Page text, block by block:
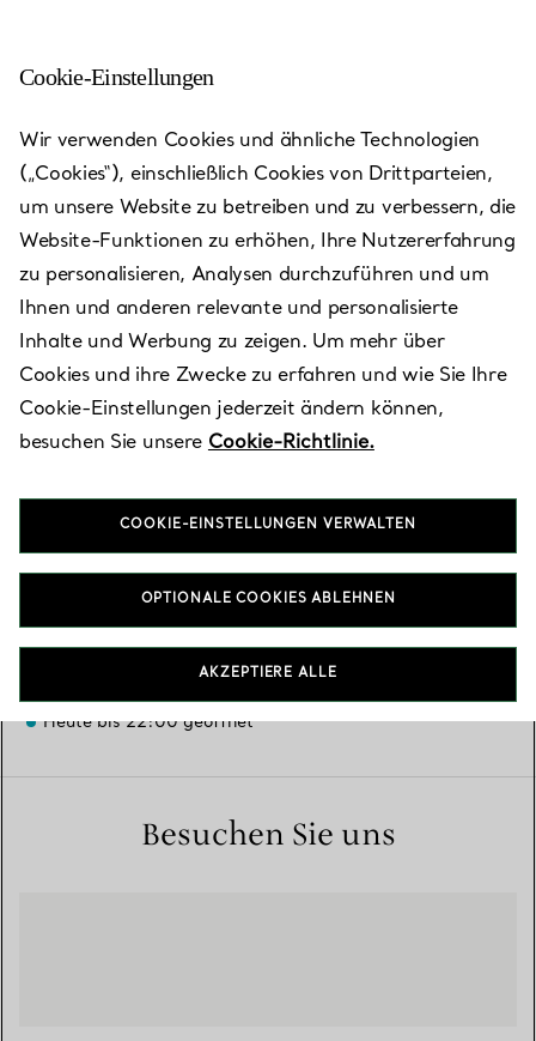
Istanbul -
Istinye
Heute bis 22:00 geöffnet
Besuchen Sie uns
Cookie-Einstellungen
Wir verwenden Cookies und ähnliche Technologien
(„Cookies“), einschließlich Cookies von Drittparteien,
um unsere Website zu betreiben und zu verbessern, die
Website-Funktionen zu erhöhen, Ihre Nutzererfahrung
zu personalisieren, Analysen durchzuführen und um
Ihnen und anderen relevante und personalisierte
Inhalte und Werbung zu zeigen. Um mehr über
Cookies und ihre Zwecke zu erfahren und wie Sie Ihre
Cookie-Einstellungen jederzeit ändern können,
besuchen Sie unsere Cookie-Richtlinie.
COOKIE-EINSTELLUNGEN VERWALTEN
OPTIONALE COOKIES ABLEHNEN
AKZEPTIERE ALLE